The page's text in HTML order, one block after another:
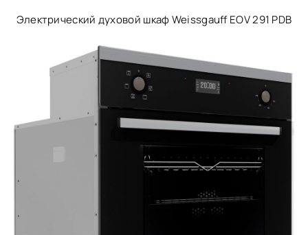
Электрический духовой шкаф Weissgauff EOV 291 PDB